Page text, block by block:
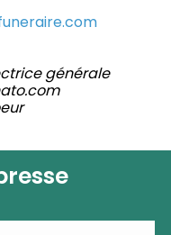
générale